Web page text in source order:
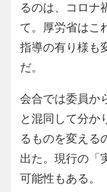
るのは、コロナ
て。厚労省はこ
指導の有り様も
だ。
会合では委員か
と混同して分か
るものを変える
出た。現行の「
可能性もある。